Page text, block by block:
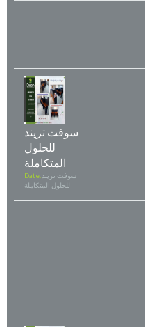
سوفت تريند
للحلول
المتكاملة
Date: سوفت تريند
للحلول المتكاملة